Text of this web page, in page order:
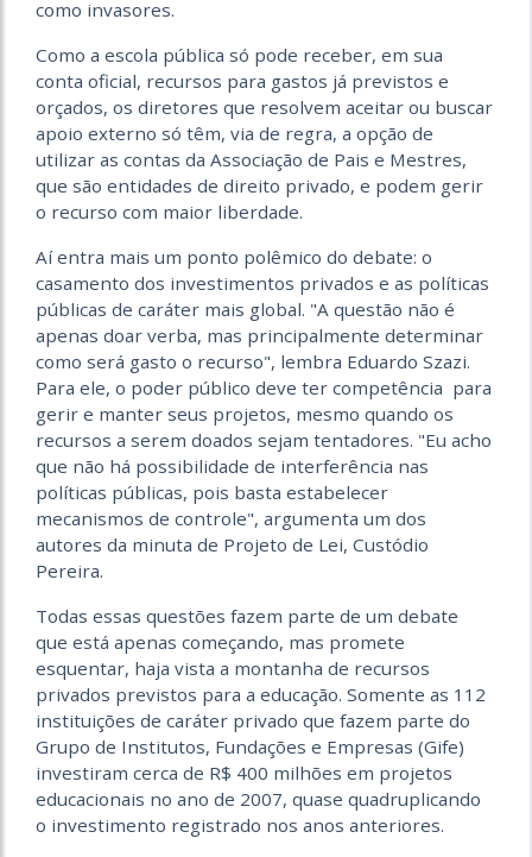
como invasores.
Como a escola pública só pode receber, em sua
conta oficial, recursos para gastos já previstos e
orçados, os diretores que resolvem aceitar ou buscar
apoio externo só têm, via de regra, a opção de
utilizar as contas da Associação de Pais e Mestres,
que são entidades de direito privado, e podem gerir
o recurso com maior liberdade.
Aí entra mais um ponto polêmico do debate: o
casamento dos investimentos privados e as políticas
públicas de caráter mais global. "A questão não é
apenas doar verba, mas principalmente determinar
como será gasto o recurso", lembra Eduardo Szazi.
Para ele, o poder público deve ter competência para
gerir e manter seus projetos, mesmo quando os
recursos a serem doados sejam tentadores. "Eu acho
que não há possibilidade de interferência nas
políticas públicas, pois basta estabelecer
mecanismos de controle", argumenta um dos
autores da minuta de Projeto de Lei, Custódio
Pereira.
Todas essas questões fazem parte de um debate
que está apenas começando, mas promete
esquentar, haja vista a montanha de recursos
privados previstos para a educação. Somente as 112
instituições de caráter privado que fazem parte do
Grupo de Institutos, Fundações e Empresas (Gife)
investiram cerca de R$ 400 milhões em projetos
educacionais no ano de 2007, quase quadruplicando
o investimento registrado nos anos anteriores.